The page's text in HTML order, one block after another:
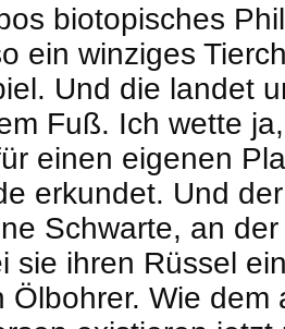
biotopisches
ein winziges
Und die landet
Fuß. Ich wette
einen eigenen
erkundet. Und
Schwarte, an
sie ihren Rüssel
Ölbohrer. Wie dem